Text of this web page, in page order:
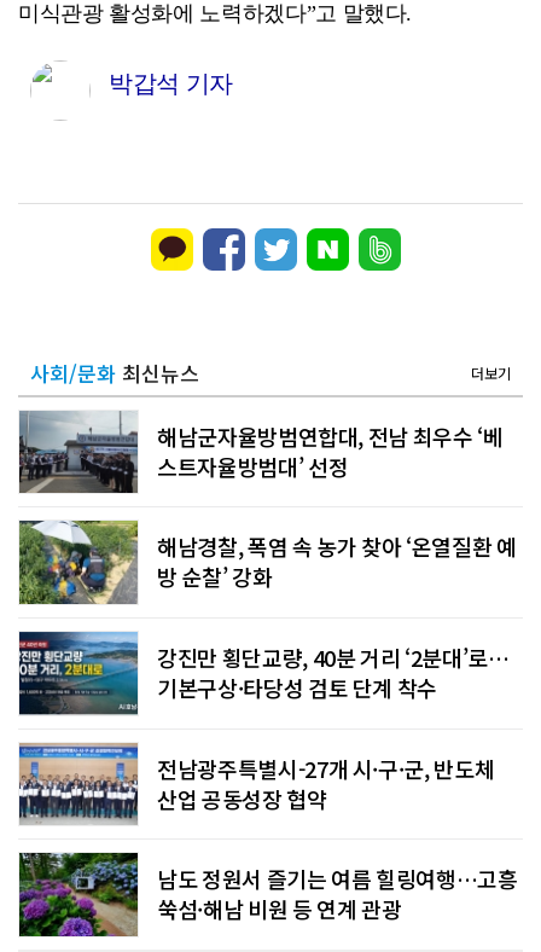
미식관광 활성화에 노력하겠다”고 말했다.
박갑석 기자
사회/문화 최신뉴스 더보기
해남군자율방범연합대, 전남 최우수 ‘베
스트자율방범대’ 선정
해남경찰, 폭염 속 농가 찾아 ‘온열질환 예
방 순찰’ 강화
강진만 횡단교량, 40분 거리 ‘2분대’로…
기본구상·타당성 검토 단계 착수
전남광주특별시-27개 시·구·군, 반도체
산업 공동성장 협약
남도 정원서 즐기는 여름 힐링여행…고흥
쑥섬·해남 비원 등 연계 관광